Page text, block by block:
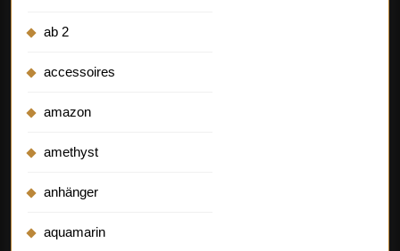
ab 2
accessoires
amazon
amethyst
anhänger
aquamarin